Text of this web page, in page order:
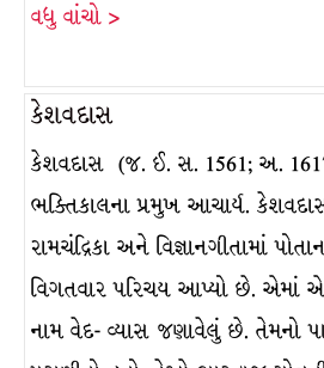
વધુ વાંચો >
કેશવદાસ
કેશવદાસ (જ. ઈ. સ. 1561; અ.
ભક્તિકાલના પ્રમુખ આચાર્ય.
રામચંદ્રિકા અને વિજ્ઞાનગીતામાં
વિગતવાર પરિચય આપ્યો છે. એમાં
નામ વેદ- વ્યાસ જણાવેલું છે. તેમનો